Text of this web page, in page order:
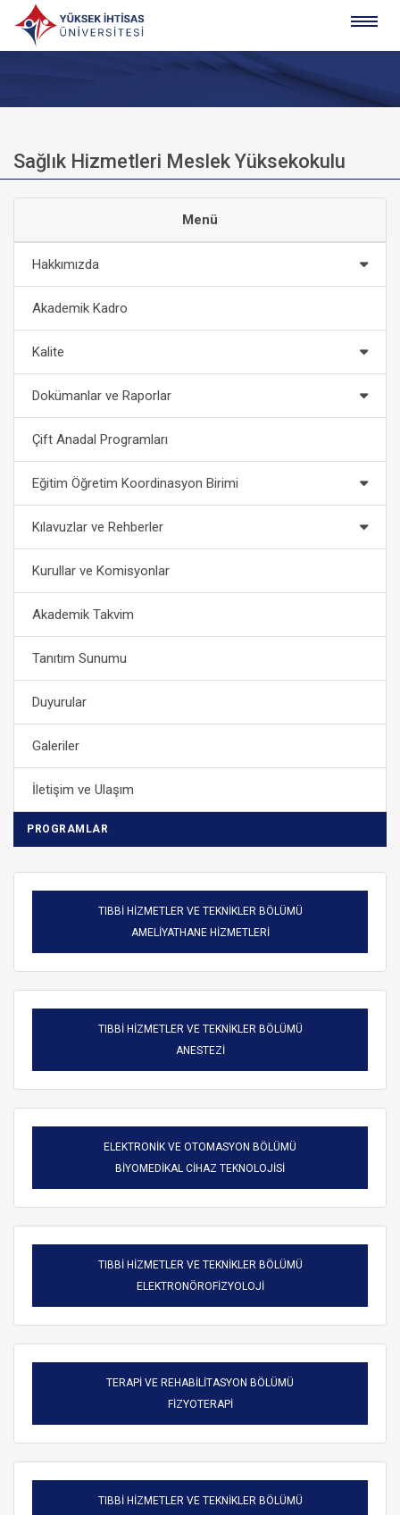
Sağlık Hizmetleri Meslek Yüksekokulu
Menü
Hakkımızda
Akademik Kadro
Kalite
Dokümanlar ve Raporlar
Çift Anadal Programları
Eğitim Öğretim Koordinasyon Birimi
Kılavuzlar ve Rehberler
Kurullar ve Komisyonlar
Akademik Takvim
Tanıtım Sunumu
Duyurular
Galeriler
İletişim ve Ulaşım
PROGRAMLAR
TIBBİ HİZMETLER VE TEKNİKLER BÖLÜMÜ
AMELİYATHANE HİZMETLERİ
TIBBİ HİZMETLER VE TEKNİKLER BÖLÜMÜ
ANESTEZİ
ELEKTRONİK VE OTOMASYON BÖLÜMÜ
BİYOMEDİKAL CİHAZ TEKNOLOJİSİ
TIBBİ HİZMETLER VE TEKNİKLER BÖLÜMÜ
ELEKTRONÖROFİZYOLOJİ
TERAPİ VE REHABİLİTASYON BÖLÜMÜ
FİZYOTERAPİ
TIBBİ HİZMETLER VE TEKNİKLER BÖLÜMÜ